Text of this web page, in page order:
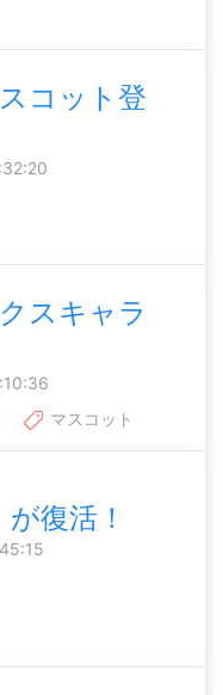
コット登
スキャラ
マスコット
が復活！